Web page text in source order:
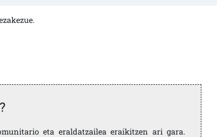
eta eraldatzailea eraikitzen ari gara.